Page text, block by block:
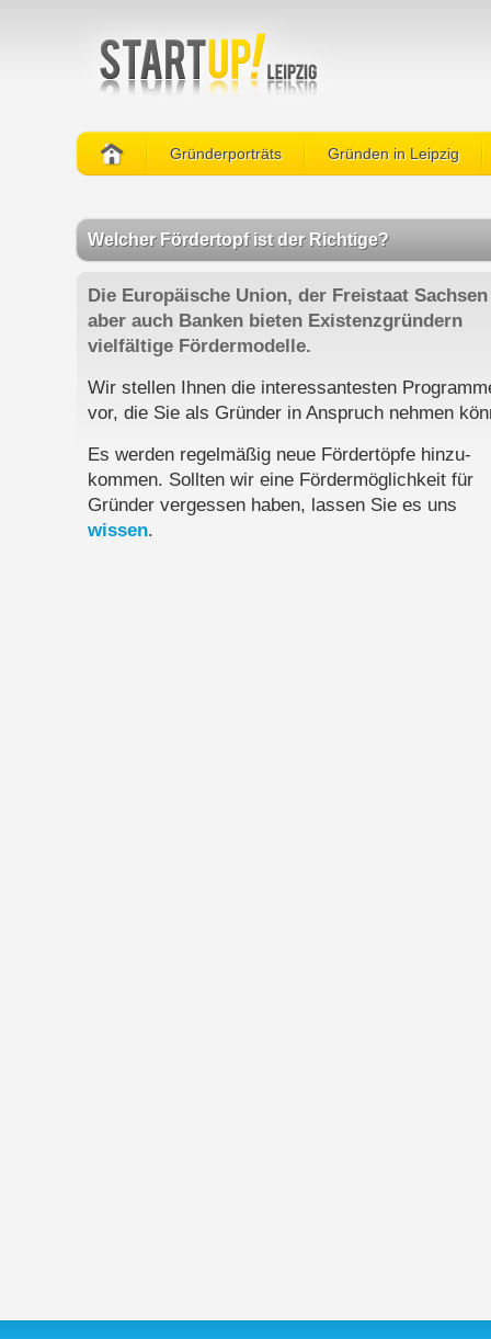
Gründerporträts Gründen in Leipzig
Welcher Fördertopf ist der Richtige?
Die Europäische Union, der Freistaat Sachsen
aber auch Banken bieten Existenzgründern
vielfältige Fördermodelle.
Wir stellen Ihnen die interessantesten
vor, die Sie als Gründer in Anspruch nehmen
Es werden regelmäßig neue Fördertöpfe hinzu-
kommen. Sollten wir eine Fördermöglichkeit für
Gründer vergessen haben, lassen Sie es uns
wissen.